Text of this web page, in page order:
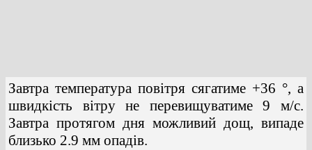
Завтра температура повітря сягатиме +36 °, а
швидкість вітру не перевищуватиме 9 м/с.
Завтра протягом дня можливий дощ, випаде
близько 2.9 мм опадів.